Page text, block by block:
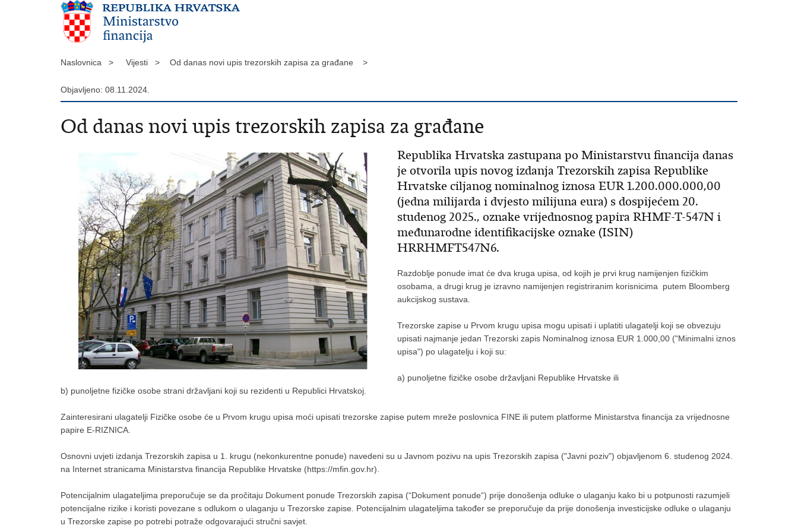
Naslovnica > Vijesti > Od danas novi upis trezorskih zapisa za građane >
Objavljeno: 08.11.2024.
Od danas novi upis trezorskih zapisa za građane
Republika Hrvatska zastupana po Ministarstvu financija danas
je otvorila upis novog izdanja Trezorskih zapisa Republike
Hrvatske ciljanog nominalnog iznosa EUR 1.200.000.000,00
(jedna milijarda i dvjesto milijuna eura) s dospijećem 20.
studenog 2025., oznake vrijednosnog papira RHMF-T-547N i
međunarodne identifikacijske oznake (ISIN)
HRRHMFT547N6.
Razdoblje ponude imat će dva kruga upisa, od kojih je prvi krug namijenjen fizičkim
osobama, a drugi krug je izravno namijenjen registriranim korisnicima putem Bloomberg
aukcijskog sustava.
Trezorske zapise u Prvom krugu upisa mogu upisati i uplatiti ulagatelji koji se obvezuju
upisati najmanje jedan Trezorski zapis Nominalnog iznosa EUR 1.000,00 ("Minimalni iznos
upisa") po ulagatelju i koji su:
a) punoljetne fizičke osobe državljani Republike Hrvatske ili
b) punoljetne fizičke osobe strani državljani koji su rezidenti u Republici Hrvatskoj.
Zainteresirani ulagatelji Fizičke osobe će u Prvom krugu upisa moći upisati trezorske zapise putem mreže poslovnica FINE ili putem platforme Ministarstva financija za vrijednosne
papire E-RIZNICA.
Osnovni uvjeti izdanja Trezorskih zapisa u 1. krugu (nekonkurentne ponude) navedeni su u Javnom pozivu na upis Trezorskih zapisa ("Javni poziv") objavljenom 6. studenog 2024.
na Internet stranicama Ministarstva financija Republike Hrvatske (https://mfin.gov.hr).
Potencijalnim ulagateljima preporučuje se da pročitaju Dokument ponude Trezorskih zapisa (“Dokument ponude“) prije donošenja odluke o ulaganju kako bi u potpunosti razumjeli
potencijalne rizike i koristi povezane s odlukom o ulaganju u Trezorske zapise. Potencijalnim ulagateljima također se preporučuje da prije donošenja investicijske odluke o ulaganju
u Trezorske zapise po potrebi potraže odgovarajući stručni savjet.